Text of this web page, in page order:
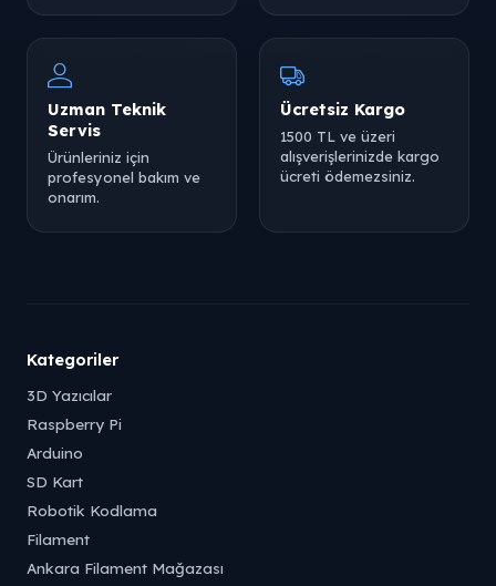
Uzman Teknik
Servis
Ürünleriniz için
profesyonel bakım ve
onarım.
Ücretsiz Kargo
1500 TL ve üzeri
alışverişlerinizde kargo
ücreti ödemezsiniz.
Kategoriler
3D Yazıcılar
Raspberry Pi
Arduino
SD Kart
Robotik Kodlama
Filament
Ankara Filament Mağazası